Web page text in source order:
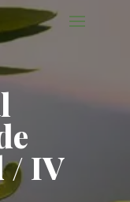
/ IV